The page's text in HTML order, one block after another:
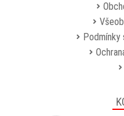
Podmínky